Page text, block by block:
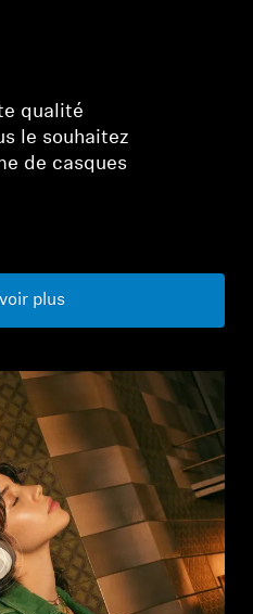
qualité
le souhaitez
de casques
plus